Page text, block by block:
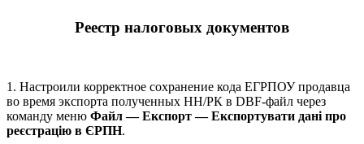
Реестр налоговых документов
1. Настроили корректное сохранение кода ЕГРПОУ продавца
во время экспорта полученных НН/РК в DBF-файл через
команду меню Файл — Експорт — Експортувати дані про
реєстрацію в ЄРПН.